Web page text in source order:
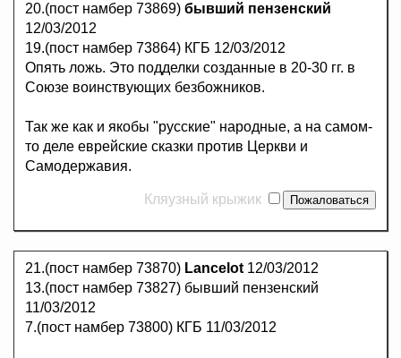
20.(пост намбер 73869) бывший пензенский
12/03/2012
19.(пост намбер 73864) КГБ 12/03/2012
Опять ложь. Это подделки созданные в 20-30 гг. в
Союзе воинствующих безбожников.
Так же как и якобы "русские" народные, а на самом-
то деле еврейские сказки против Церкви и
Самодержавия.
Кляузный крыжик
21.(пост намбер 73870) Lancelot 12/03/2012
13.(пост намбер 73827) бывший пензенский
11/03/2012
7.(пост намбер 73800) КГБ 11/03/2012